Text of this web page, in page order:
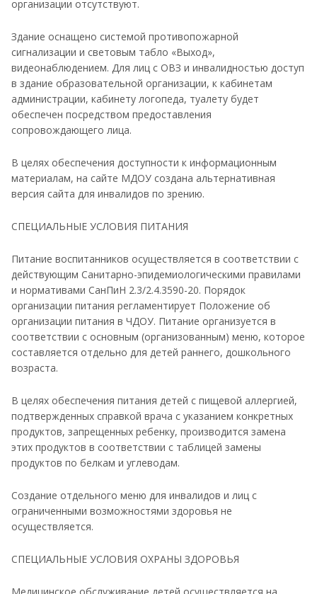
организации отсутствуют.
Здание оснащено системой противопожарной
сигнализации и световым табло «Выход»,
видеонаблюдением. Для лиц с ОВЗ и инвалидностью доступ
в здание образовательной организации, к кабинетам
администрации, кабинету логопеда, туалету будет
обеспечен посредством предоставления
сопровождающего лица.
В целях обеспечения доступности к информационным
материалам, на сайте МДОУ создана альтернативная
версия сайта для инвалидов по зрению.
СПЕЦИАЛЬНЫЕ УСЛОВИЯ ПИТАНИЯ
Питание воспитанников осуществляется в соответствии с
действующим Санитарно-эпидемиологическими правилами
и нормативами СанПиН 2.3/2.4.3590-20. Порядок
организации питания регламентирует Положение об
организации питания в ЧДОУ. Питание организуется в
соответствии с основным (организованным) меню, которое
составляется отдельно для детей раннего, дошкольного
возраста.
В целях обеспечения питания детей с пищевой аллергией,
подтвержденных справкой врача с указанием конкретных
продуктов, запрещенных ребенку, производится замена
этих продуктов в соответствии с таблицей замены
продуктов по белкам и углеводам.
Создание отдельного меню для инвалидов и лиц с
ограниченными возможностями здоровья не
осуществляется.
СПЕЦИАЛЬНЫЕ УСЛОВИЯ ОХРАНЫ ЗДОРОВЬЯ